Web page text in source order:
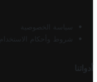
سياسة الخصوصية
شروط وأحكام الاستخدام
أدواتنا